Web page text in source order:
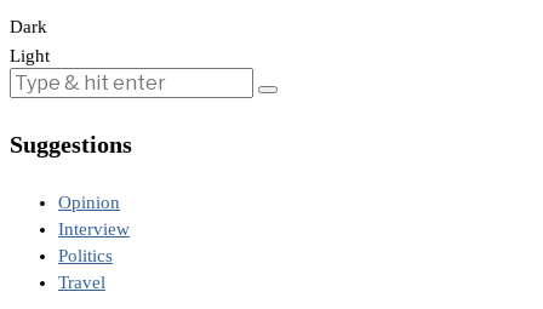
Dark
Light
Suggestions
Opinion
Interview
Politics
Travel